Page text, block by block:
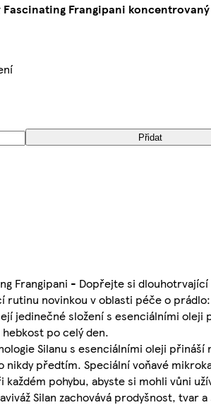
Frangipani
Přidat
Frangipani - Dopřejte si
rutinu novinkou v oblasti péče o
jedinečné složení s esenciálními
po celý den.
Silanu s esenciálními oleji
nikdy předtím. Speciální voňavé
každém pohybu, abyste si mohli vůni
Silan zachovává prodyšnost, tvar